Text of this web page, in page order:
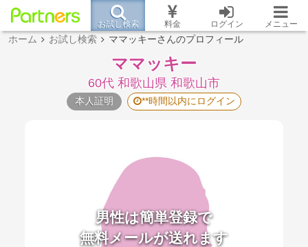
お試し検索 料金 ログイン メニュー
ホーム お試し検索 ママッキーさんのプロフィール
ママッキー
60代 和歌山県 和歌山市
本人証明 **時間以内にログイン
男性は簡単登録で
無料メールが送れます